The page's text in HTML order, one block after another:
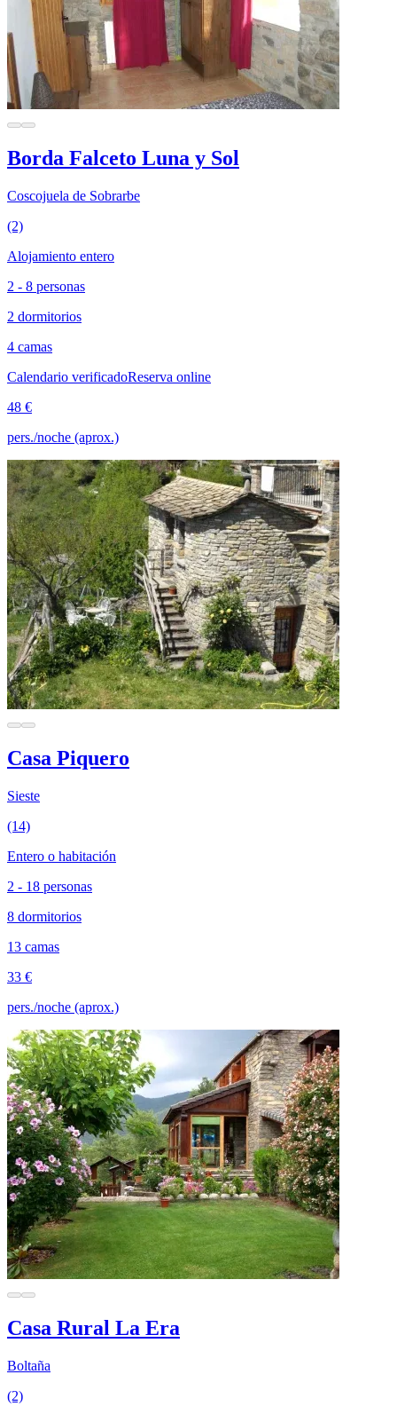
Borda Falceto Luna y Sol
Coscojuela de Sobrarbe
(2)
Alojamiento entero
2 - 8 personas
2 dormitorios
4 camas
Calendario verificadoReserva online
48 €
pers./noche (aprox.)
Casa Piquero
Sieste
(14)
Entero o habitación
2 - 18 personas
8 dormitorios
13 camas
33 €
pers./noche (aprox.)
Casa Rural La Era
Boltaña
(2)